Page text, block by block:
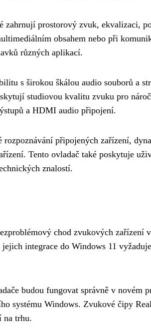
zahrnují prostorový zvuk, ekvalizaci,
obsahem nebo při
různých aplikací.
s širokou škálou audio souborů a
studiovou kvalitu zvuku pro
a HDMI audio připojení.
připojených zařízení,
Tento ovladač také poskytuje
znalostí.
chod zvukových zařízení
integrace do Windows 11
budou fungovat správně v novém
systému Windows. Zvukové čipy
na trhu.